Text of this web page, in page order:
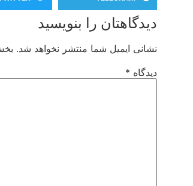
دیدگاهتان را بنویسید
نشانی ایمیل شما منتشر نخواهد شد.
دیدگاه *